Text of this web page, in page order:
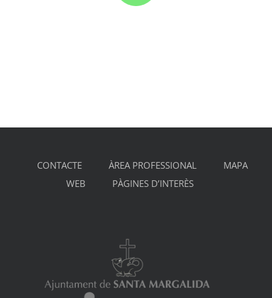
CONTACTE ÀREA PROFESSIONAL
MAPA
WEB
PÀGINES D’INTERÈS